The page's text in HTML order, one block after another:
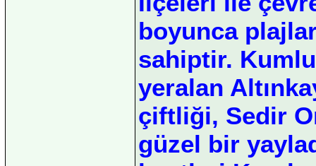
boyunca
sahiptir.
yeralan
çiftliği, Sedir
güzel bir